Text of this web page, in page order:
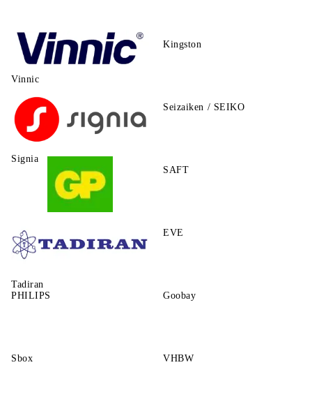
Vinnic
Kingston
Signia
Seizaiken / SEIKO
SAFT
Tadiran
EVE
PHILIPS Goobay
Sbox VHBW